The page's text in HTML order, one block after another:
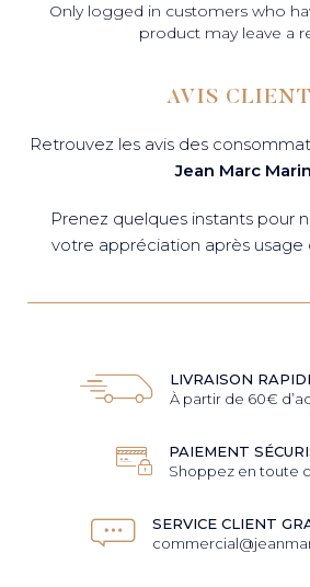
Only logged in customers who
product may leave a
AVIS
Retrouvez les avis des
Jean Marc Marin
Prenez quelques instants pour
votre appréciation après usage
LIVRAISON
À partir de 60€
PAIEMENT
Shoppez en toute
SERVICE CLIENT